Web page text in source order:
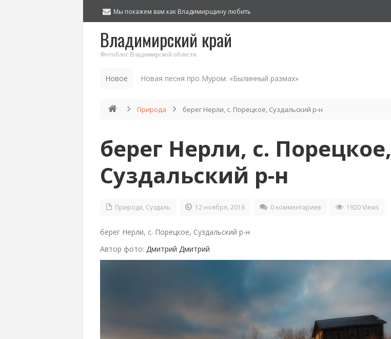
Мы покажем вам как Владимирщину любить
Владимирский край
Фотоблог Владимирской области
Новое Новая песня про Муром: «Былинный размах»
Природа берег Нерли, с. Порецкое, Суздальский р-н
берег Нерли, с. Порецкое,
Суздальский р-н
Природа, Суздаль 12 ноября, 2016 0 комментариев 1920 Views
берег Нерли, с. Порецкое, Суздальский р-н
Автор фото: Дмитрий Дмитрий